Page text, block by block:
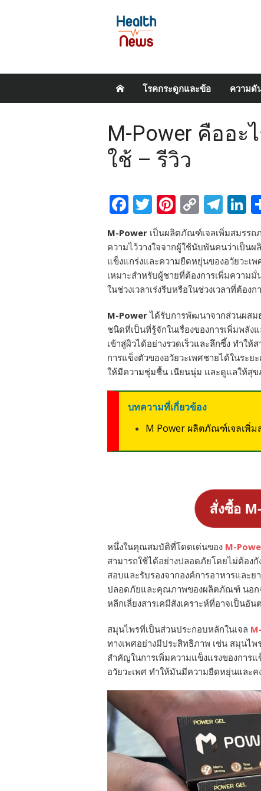
โรคกระดูกและข้อ ความดั
M-Power คืออะ
ใช้ – รีวิว
Facebook
Twitter
Pinterest
Copy
Link
M-Power เป็นผลิตภัณฑ์เจลเพิ่มสมรรถ
ความไว้วางใจจากผู้ใช้นับพันคนว่าเป็
แข็งแกร่งและความยืดหยุ่นของอวัยวะเ
เหมาะสำหรับผู้ชายที่ต้องการเพิ่มความ
ในช่วงเวลาเร่งรีบหรือในช่วงเวลาที่ต้อง
M-Powerได้รับการพัฒนาจากส่วนผสม
ชนิดที่เป็นที่รู้จักในเรื่องของการเพิ่มพลั
เข้าสู่ผิวได้อย่างรวดเร็วและลึกซึ้ง ทำให้
การแข็งตัวของอวัยวะเพศชายได้ในระย
ให้มีความชุ่มชื้น เนียนนุ่ม และดูแลให้สุข
บทความที่เกี่ยวข้อง
M Power ผลิตภัณฑ์เจลเพิ่
สั่งซื้อ
หนึ่งในคุณสมบัติที่โดดเด่นของ M-
สามารถใช้ได้อย่างปลอดภัยโดยไม่ต้อง
สอบและรับรองจากองค์การอาหารและย
ปลอดภัยและคุณภาพของผลิตภัณฑ์ นอกจ
หลีกเลี่ยงสารเคมีสังเคราะห์ที่อาจเป็นอั
สมุนไพรที่เป็นส่วนประกอบหลักในเจล
ทางเพศอย่างมีประสิทธิภาพ เช่น สมุนไ
สำคัญในการเพิ่มความแข็งแรงของการ
อวัยวะเพศ ทำให้มันมีความยืดหยุ่นและ